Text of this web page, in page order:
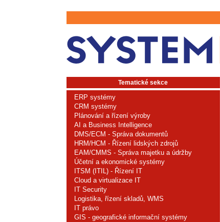
Tematické sekce
ERP systémy
CRM systémy
Plánování a řízení výroby
AI a Business Intelligence
DMS/ECM - Správa dokumentů
HRM/HCM - Řízení lidských zdrojů
EAM/CMMS - Správa majetku a údržby
Účetní a ekonomické systémy
ITSM (ITIL) - Řízení IT
Cloud a virtualizace IT
IT Security
Logistika, řízení skladů, WMS
IT právo
GIS - geografické informační systémy